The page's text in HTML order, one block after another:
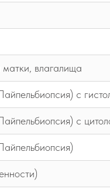
влагалища
с
с